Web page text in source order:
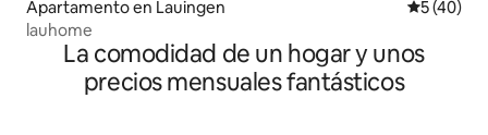
Apartamento en Lauingen
5 (40)
lauhome
La comodidad de un hogar y unos
precios mensuales fantásticos